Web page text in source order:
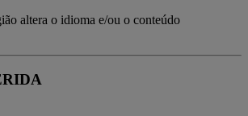
altera o idioma e/ou o conteúdo